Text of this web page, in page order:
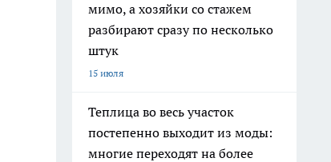
мимо, а хозяйки со стажем
разбирают сразу по несколько
штук
15 июля
Теплица во весь участок
постепенно выходит из моды:
многие переходят на более